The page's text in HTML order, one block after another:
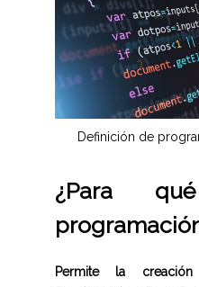
Definición de
¿Para
Permite la